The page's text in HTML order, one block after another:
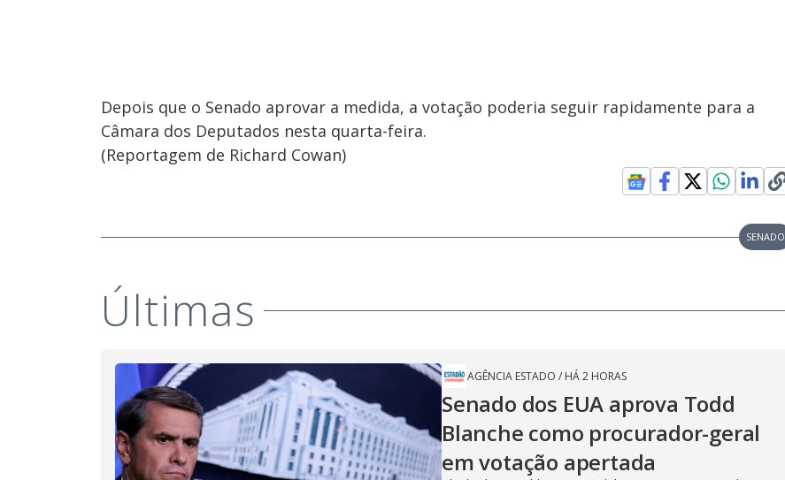
Depois que o Senado aprovar a medida, a votação poderia seguir rapidamente para a
Câmara dos Deputados nesta quarta-feira.
(Reportagem de Richard Cowan)
SENADO
Últimas
AGÊNCIA ESTADO / HÁ 2 HORAS
Senado dos EUA aprova Todd
Blanche como procurador-geral
em votação apertada